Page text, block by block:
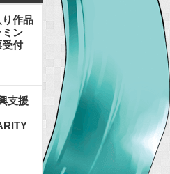
作品
ミン
受付
支援